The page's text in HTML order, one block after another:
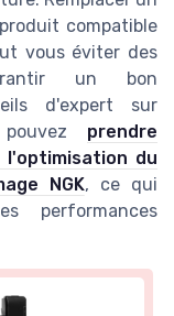
compatible
vous éviter des
un bon
d'expert sur
pouvez prendre
l'optimisation du
NGK, ce qui
performances